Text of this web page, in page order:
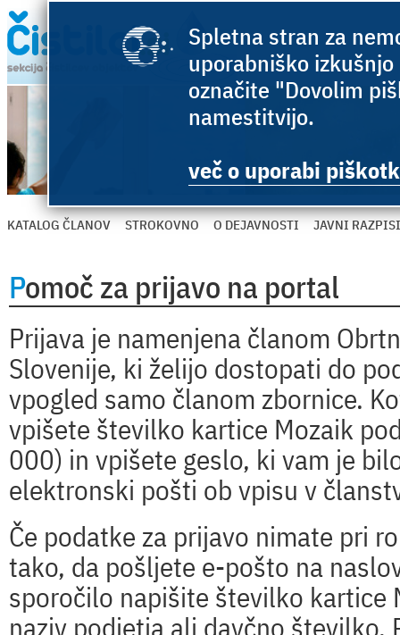
KATALOG ČLANOV STROKOVNO O DEJAVNOSTI JAVNI RAZPISI
Pomoč za prijavo na portal
Prijava je namenjena članom
Slovenije, ki želijo dostopati do
vpogled samo članom zbornice.
vpišete številko kartice Mozaik
000) in vpišete geslo, ki vam je
elektronski pošti ob vpisu v
Če podatke za prijavo nimate pri
tako, da pošljete e-pošto na
sporočilo napišite številko kartice
naziv podjetja ali davčno številko.
Spletna stran za
uporabniško
označite "Dovolim
namestitvijo.
več o uporabi